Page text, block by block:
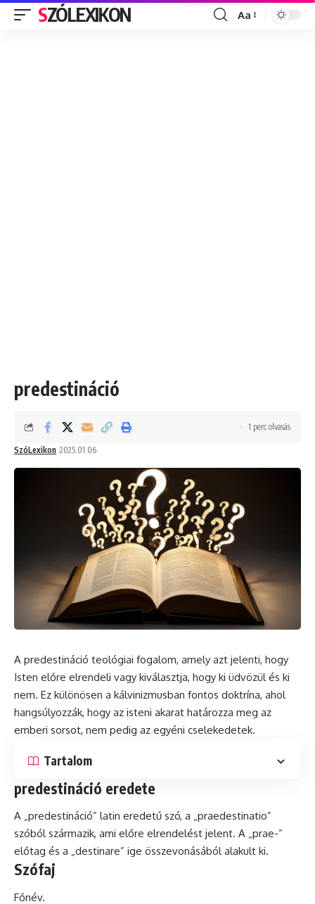
SZÓLEXIKON
Font
Aa
predestináció
SzóLexikon 2025.01.06.
1 perc olvasás
A predestináció teológiai fogalom, amely azt jelenti, hogy
Isten előre elrendeli vagy kiválasztja, hogy ki üdvözül és ki
nem. Ez különösen a kálvinizmusban fontos doktrína, ahol
hangsúlyozzák, hogy az isteni akarat határozza meg az
emberi sorsot, nem pedig az egyéni cselekedetek.
Tartalom
predestináció eredete
A „predestináció” latin eredetű szó, a „praedestinatio”
szóból származik, ami előre elrendelést jelent. A „prae-”
előtag és a „destinare” ige összevonásából alakult ki.
Szófaj
Főnév.